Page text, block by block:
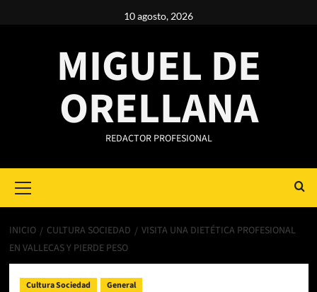
10 agosto, 2026
MIGUEL DE
ORELLANA
REDACTOR PROFESIONAL
Menu
INICIO CULTURA SOCIEDAD
VISITA UNA DIETÉTICA PROFESIONAL
EN VALLECAS Y PIERDE PESO
Cultura Sociedad General